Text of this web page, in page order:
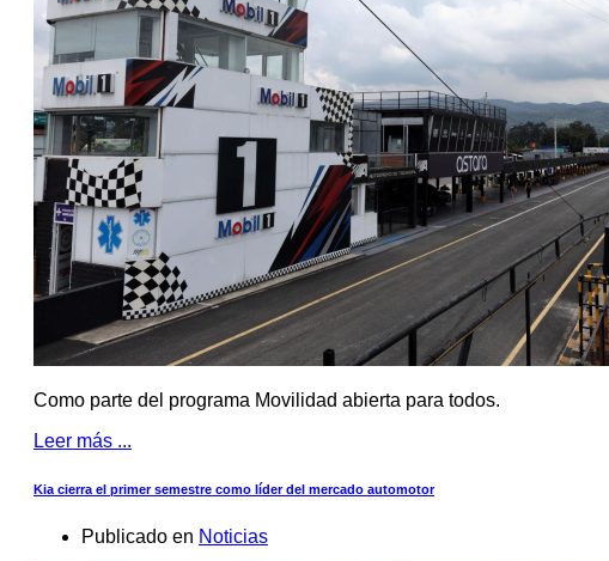
Como parte del programa Movilidad abierta para todos.
Leer más ...
Kia cierra el primer semestre como líder del mercado automotor
Publicado en Noticias